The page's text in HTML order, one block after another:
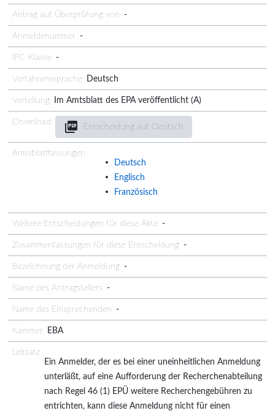
Antrag auf Überprüfung von -
Anmeldenummer -
IPC-Klasse -
Verfahrenssprache Deutsch
Verteilung Im Amtsblatt des EPA veröffentlicht (A)
Download
Entscheidung auf Deutsch
Amtsblattfassungen
Deutsch
Englisch
Französisch
Weitere Entscheidungen für diese Akte -
Zusammenfassungen für diese Entscheidung -
Bezeichnung der Anmeldung -
Name des Antragstellers -
Name des Einsprechenden -
Kammer EBA
Leitsatz
Ein Anmelder, der es bei einer uneinheitlichen Anmeldung
unterläßt, auf eine Aufforderung der Recherchenabteilung
nach Regel 46 (1) EPÜ weitere Recherchengebühren zu
entrichten, kann diese Anmeldung nicht für einen